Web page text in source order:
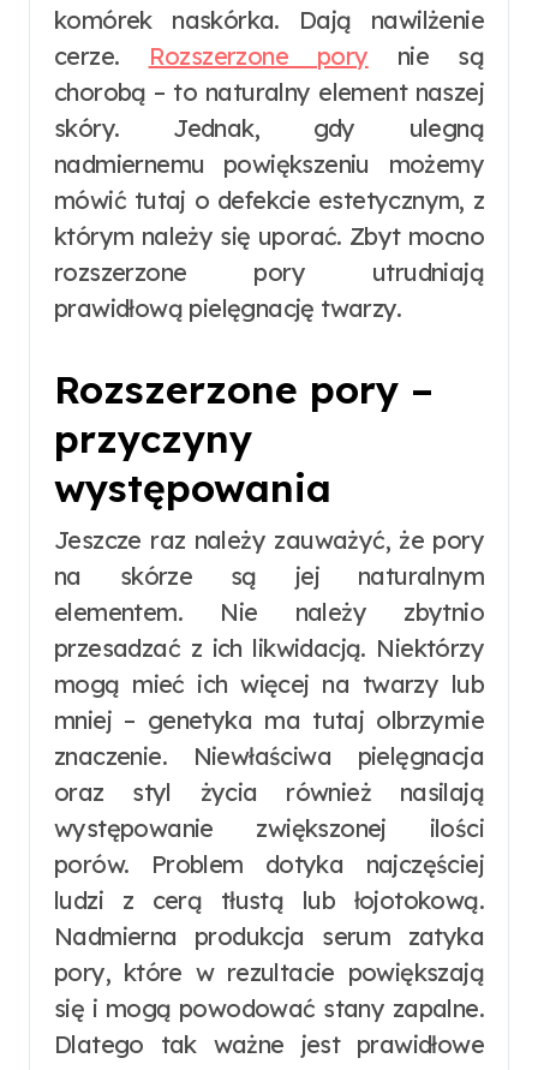
komórek naskórka. Dają nawilżenie
cerze. Rozszerzone pory nie są
chorobą – to naturalny element naszej
skóry. Jednak, gdy ulegną
nadmiernemu powiększeniu możemy
mówić tutaj o defekcie estetycznym, z
którym należy się uporać. Zbyt mocno
rozszerzone pory utrudniają
prawidłową pielęgnację twarzy.
Rozszerzone pory –
przyczyny
występowania
Jeszcze raz należy zauważyć, że pory
na skórze są jej naturalnym
elementem. Nie należy zbytnio
przesadzać z ich likwidacją. Niektórzy
mogą mieć ich więcej na twarzy lub
mniej – genetyka ma tutaj olbrzymie
znaczenie. Niewłaściwa pielęgnacja
oraz styl życia również nasilają
występowanie zwiększonej ilości
porów. Problem dotyka najczęściej
ludzi z cerą tłustą lub łojotokową.
Nadmierna produkcja serum zatyka
pory, które w rezultacie powiększają
się i mogą powodować stany zapalne.
Dlatego tak ważne jest prawidłowe